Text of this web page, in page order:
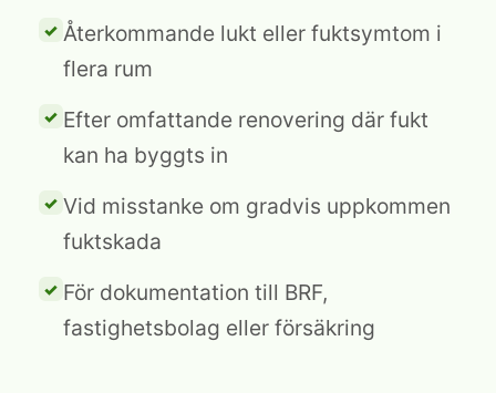
Återkommande lukt eller fuktsymtom i
flera rum
Efter omfattande renovering där fukt
kan ha byggts in
Vid misstanke om gradvis uppkommen
fuktskada
För dokumentation till BRF,
fastighetsbolag eller försäkring